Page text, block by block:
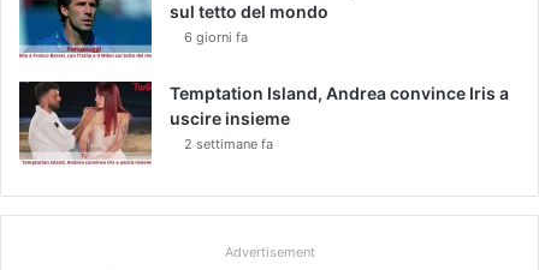
sul tetto del mondo
6 giorni fa
Temptation Island, Andrea convince Iris a
uscire insieme
2 settimane fa
Advertisement